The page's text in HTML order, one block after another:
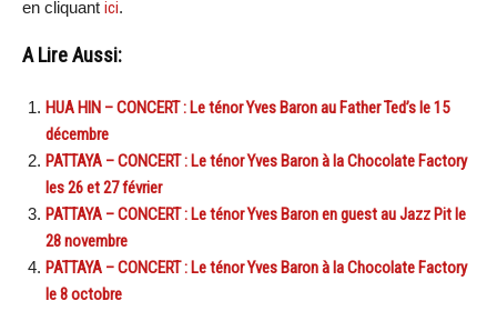
en cliquant ici.
A Lire Aussi:
HUA HIN – CONCERT : Le ténor Yves Baron au Father Ted’s le 15
décembre
PATTAYA – CONCERT : Le ténor Yves Baron à la Chocolate Factory
les 26 et 27 février
PATTAYA – CONCERT : Le ténor Yves Baron en guest au Jazz Pit le
28 novembre
PATTAYA – CONCERT : Le ténor Yves Baron à la Chocolate Factory
le 8 octobre